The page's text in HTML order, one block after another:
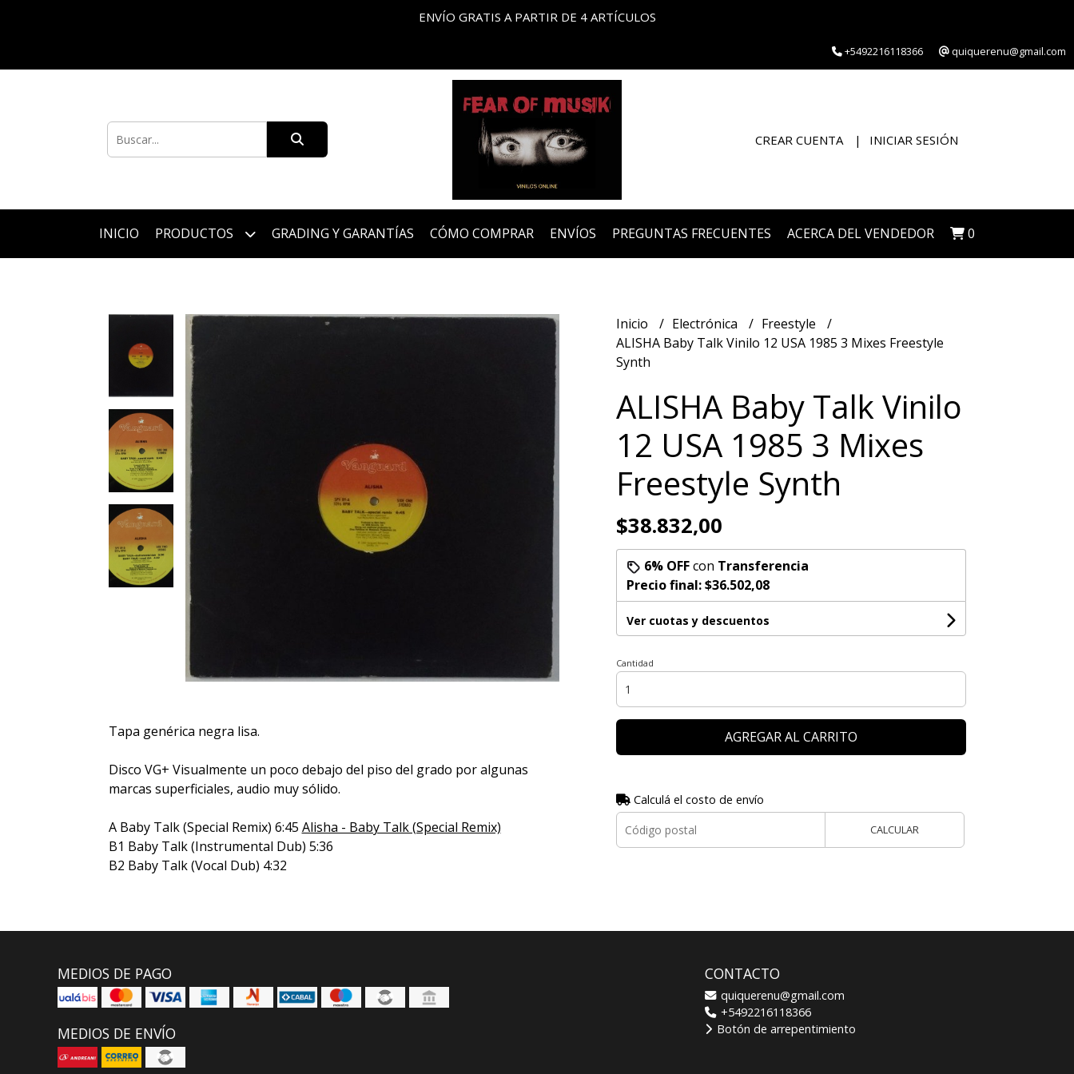
ENVÍO GRATIS A PARTIR DE 4 ARTÍCULOS
+5492216118366 quiquerenu@gmail.com
CREAR CUENTA INICIAR SESIÓN
INICIO PRODUCTOS GRADING Y GARANTÍAS CÓMO COMPRAR ENVÍOS PREGUNTAS FRECUENTES ACERCA DEL VENDEDOR 0
Tapa genérica negra lisa.
Disco VG+ Visualmente un poco debajo del piso del grado por algunas
marcas superficiales, audio muy sólido.
A Baby Talk (Special Remix) 6:45 Alisha - Baby Talk (Special Remix)
B1 Baby Talk (Instrumental Dub) 5:36
B2 Baby Talk (Vocal Dub) 4:32
Inicio Electrónica
Freestyle
ALISHA Baby Talk Vinilo 12 USA 1985 3 Mixes Freestyle
Synth
ALISHA Baby Talk Vinilo
12 USA 1985 3 Mixes
Freestyle Synth
$38.832,00
6% OFFcon Transferencia
Precio final:$36.502,08
Ver cuotas y descuentos
Cantidad
AGREGAR AL CARRITO
Calculá el costo de envío
CALCULAR
MEDIOS DE PAGO
MEDIOS DE ENVÍO
CONTACTO
quiquerenu@gmail.com
+5492216118366
Botón de arrepentimiento